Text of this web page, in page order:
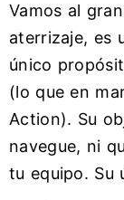
Vamos al
aterrizaje, es
único
(lo que en
Action). Su
navegue, ni
tu equipo. Su